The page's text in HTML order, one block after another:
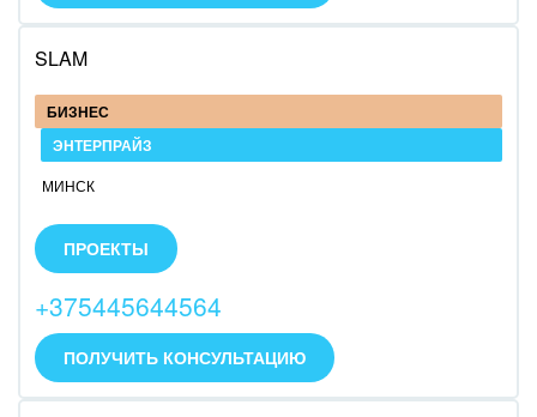
SLAM
БИЗНЕС
ЭНТЕРПРАЙЗ
МИНСК
внедрениях платформы Битрикс24. В основном
работаем с коробочной версией платформы,
ПРОЕКТЫ
+375445644564
ПОЛУЧИТЬ КОНСУЛЬТАЦИЮ